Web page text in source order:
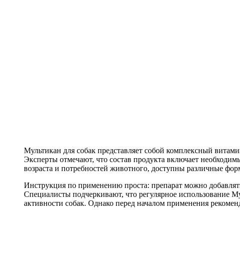
Мультикан для собак представляет собой комплексный
Эксперты отмечают, что состав продукта включает
возраста и потребностей животного, доступны различные
Инструкция по применению проста: препарат можно
Специалисты подчеркивают, что регулярное
активности собак. Однако перед началом применения